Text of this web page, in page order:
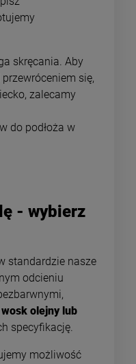
skręcania. Aby
się,
zalecamy
do podłoża w
- wybierz
standardzie nasze
odcieniu
wosk olejny lub
specyfikację.
możliwość